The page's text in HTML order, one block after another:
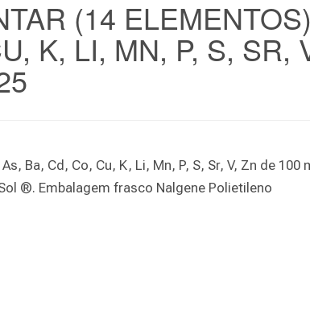
(14
K, LI, MN, P, S, SR,
Ba, Cd, Co, Cu, K, Li, Mn, P, S, Sr, V, Zn de 100
®. Embalagem frasco Nalgene Polietileno